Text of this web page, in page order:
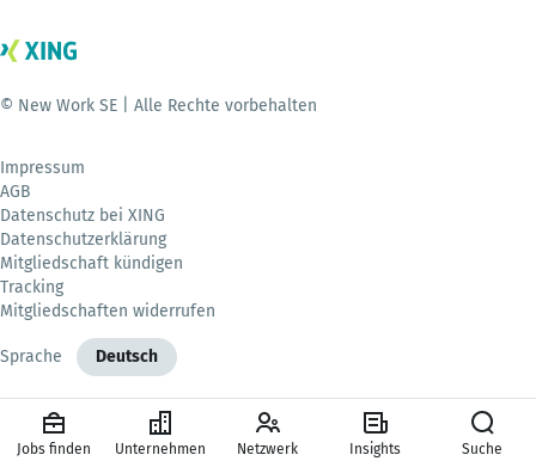
© New Work SE | Alle Rechte vorbehalten
Impressum
AGB
Datenschutz bei XING
Datenschutzerklärung
Mitgliedschaft kündigen
Tracking
Mitgliedschaften widerrufen
Sprache Deutsch
Jobs finden Unternehmen Netzwerk Insights Suche